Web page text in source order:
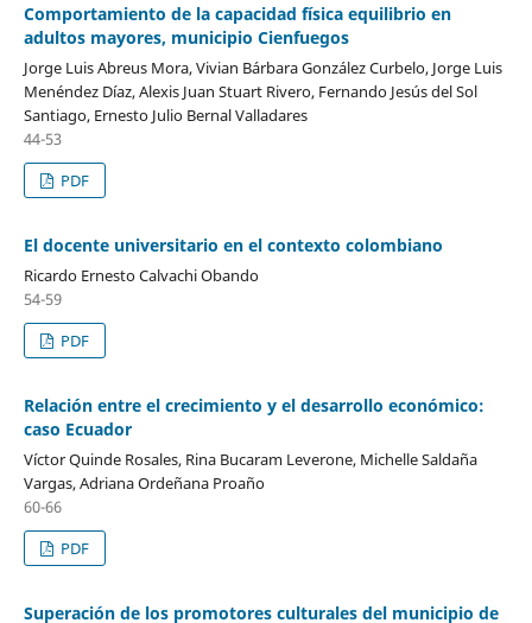
Comportamiento de la capacidad física equilibrio en
adultos mayores, municipio Cienfuegos
Jorge Luis Abreus Mora, Vivian Bárbara González Curbelo, Jorge Luis
Menéndez Díaz, Alexis Juan Stuart Rivero, Fernando Jesús del Sol
Santiago, Ernesto Julio Bernal Valladares
44-53
PDF
El docente universitario en el contexto colombiano
Ricardo Ernesto Calvachi Obando
54-59
PDF
Relación entre el crecimiento y el desarrollo económico:
caso Ecuador
Víctor Quinde Rosales, Rina Bucaram Leverone, Michelle Saldaña
Vargas, Adriana Ordeñana Proaño
60-66
PDF
Superación de los promotores culturales del municipio de